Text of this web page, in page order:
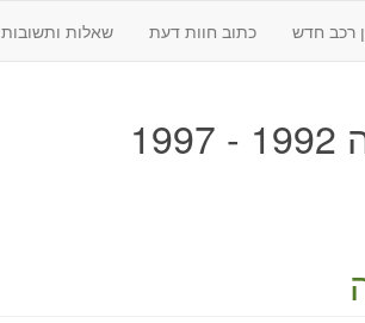
רכב חדש כתוב חוות דעת שאלות ותשובות